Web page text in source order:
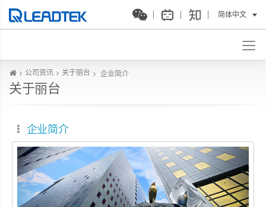
简体中文
公司资讯 关于丽台 企业简介
关于丽台
企业简介